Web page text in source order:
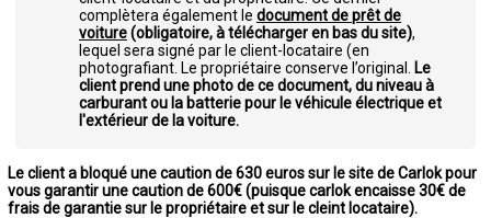
complètera également le document de prêt de
voiture(obligatoire, à télécharger en bas du site),
lequel sera signé par le client-locataire (en
photografiant. Le propriétaire conserve l’original. Le
client prend une photo de ce document, du niveau à
carburant ou la batterie pour le véhicule électrique et
l'extérieur de la voiture.
Le client a bloqué une caution de 630 euros sur le site de Carlok pour
vous garantir une caution de 600€ (puisque carlok encaisse 30€ de
frais de garantie sur le propriétaire et sur le cleint locataire).